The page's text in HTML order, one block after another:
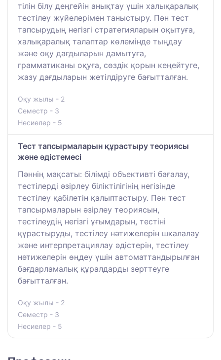
тілін білу деңгейін анықтау үшін халықаралық
тестілеу жүйелерімен таныстыру. Пән тест
тапсырудың негізгі стратегияларын оқытуға,
халықаралық талаптар көлемінде тыңдау
және оқу дағдыларын дамытуға,
грамматиканы оқуға, сөздік қорын кеңейтуге,
жазу дағдыларын жетілдіруге бағытталған.
Оқу жылы - 2
Семестр - 3
Несиелер - 5
Тест тапсырмаларын құрастыру теориясы
және әдістемесі
Пәннің мақсаты: білімді объективті бағалау,
тестілерді әзірлеу біліктілігінің негізінде
тестілеу қабілетін қалыптастыру. Пән тест
тапсырмаларын әзірлеу теориясын,
тестілеудің негізгі ұғымдарын, тестіні
құрастыруды, тестілеу нәтижелерін шкалалау
және интерпретациялау әдістерін, тестілеу
нәтижелерін өңдеу үшін автоматтандырылған
бағдарламалық құралдарды зерттеуге
бағытталған.
Оқу жылы - 2
Семестр - 3
Несиелер - 5